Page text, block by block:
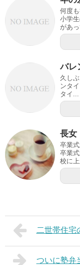
何度
小学
があ
バレ
久し
ンタ
タイ...
長女
卒業
卒業
校に
二世帯住宅
ついに塾弁